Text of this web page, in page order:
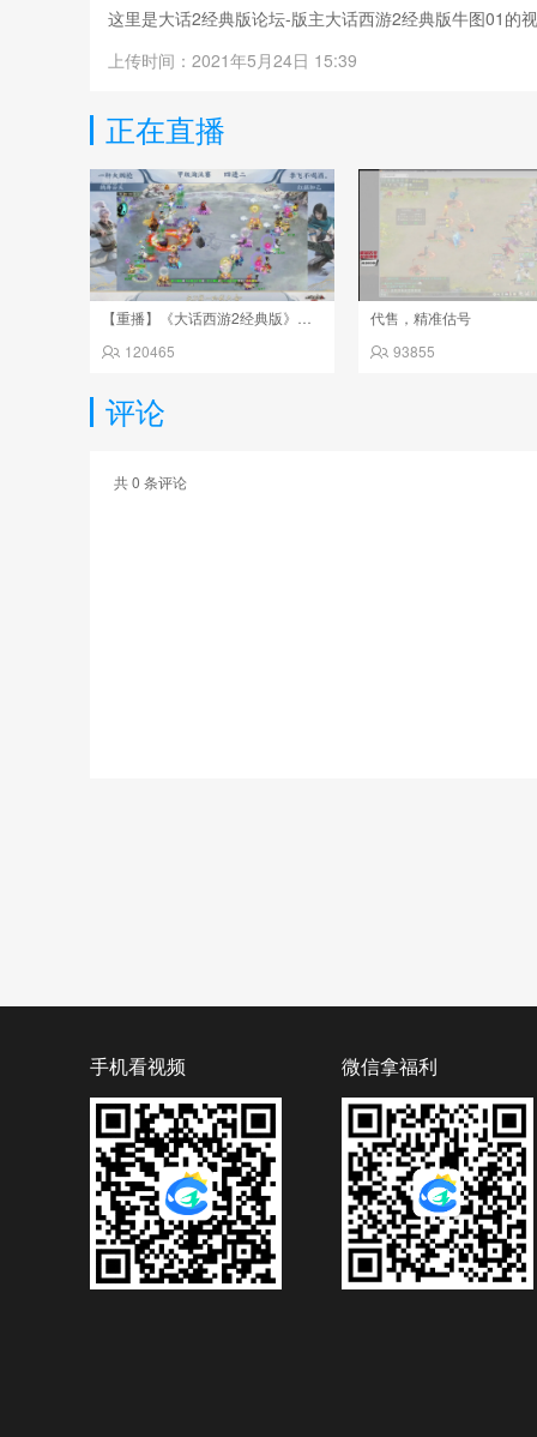
这里是大话2经典版论坛-版主大话西游2经典版牛图01的
上传时间：2021年5月24日 15:39
正在直播
120465
代售，精准估号
93855
评论
共0 条评论
手机看视频 微信拿福利